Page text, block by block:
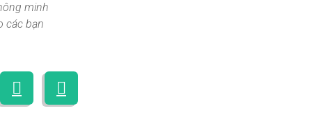
minh
các bạn